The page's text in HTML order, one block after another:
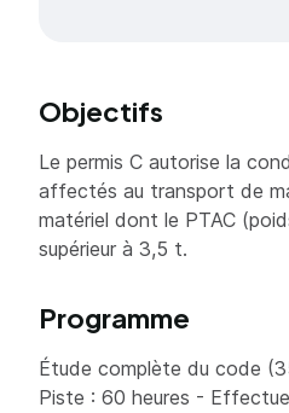
Objectifs
Le permis C autorise la
affectés au transport de
matériel dont le PTAC
supérieur à 3,5 t.
Programme
Étude complète du code
Piste : 60 heures -